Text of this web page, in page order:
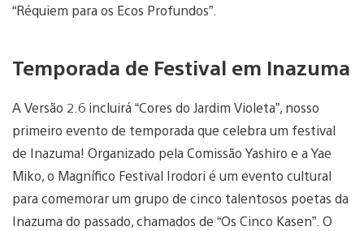
“Réquiem para os Ecos Profundos”.
Temporada de Festival em Inazuma
A Versão 2.6 incluirá “Cores do Jardim Violeta”, nosso
primeiro evento de temporada que celebra um festival
de Inazuma! Organizado pela Comissão Yashiro e a Yae
Miko, o Magnífico Festival Irodori é um evento cultural
para comemorar um grupo de cinco talentosos poetas da
Inazuma do passado, chamados de “Os Cinco Kasen”. O